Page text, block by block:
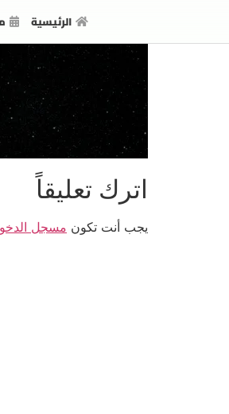
الرئيسية
اترك تعليقاً
يجب أنت تكون مسجل